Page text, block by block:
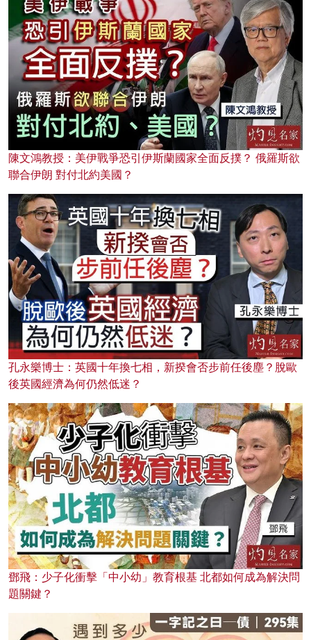
陳文鴻教授：美伊戰爭恐引伊斯蘭國家全面反撲？ 俄羅斯欲
聯合伊朗 對付北約美國？
孔永樂博士：英國十年換七相，新揆會否步前任後塵？脫歐
後英國經濟為何仍然低迷？
鄧飛：少子化衝擊「中小幼」教育根基 北都如何成為解決問
題關鍵？